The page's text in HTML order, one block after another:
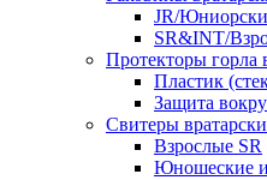
JR/
SR&INT/
Протекторы горла
Пластик
Защита
Свитеры
Взрослые SR
Юношеские